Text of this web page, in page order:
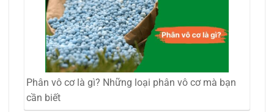
Phân vô cơ là gì? Những loại phân vô cơ mà bạn
cần biết